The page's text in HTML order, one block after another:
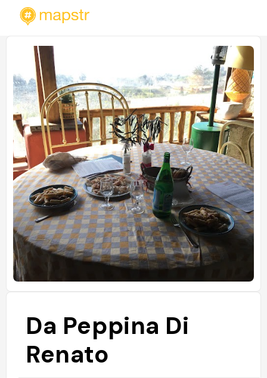
Da Peppina Di
Renato